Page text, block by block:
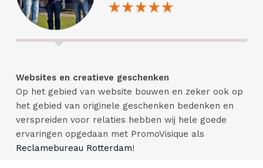
Websites en creatieve geschenken
Op het gebied van website bouwen en zeker ook op
het gebied van originele geschenken bedenken en
verspreiden voor relaties hebben wij hele goede
ervaringen opgedaan met PromoVisique als
Reclamebureau Rotterdam!